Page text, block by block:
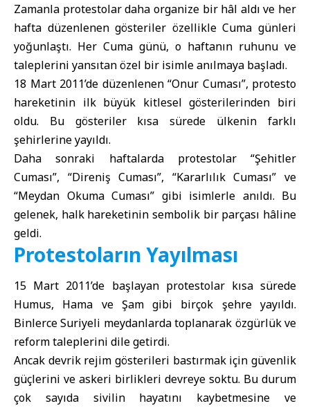
Zamanla protestolar daha organize bir hâl aldı ve her
hafta düzenlenen gösteriler özellikle Cuma günleri
yoğunlaştı. Her Cuma günü, o haftanın ruhunu ve
taleplerini yansıtan özel bir isimle anılmaya başladı.
18 Mart 2011’de düzenlenen “Onur Cuması”, protesto
hareketinin ilk büyük kitlesel gösterilerinden biri
oldu. Bu gösteriler kısa sürede ülkenin farklı
şehirlerine yayıldı.
Daha sonraki haftalarda protestolar “Şehitler
Cuması”, “Direniş Cuması”, “Kararlılık Cuması” ve
“Meydan Okuma Cuması” gibi isimlerle anıldı. Bu
gelenek, halk hareketinin sembolik bir parçası hâline
geldi.
Protestoların Yayılması
15 Mart 2011’de başlayan protestolar kısa sürede
Humus, Hama ve Şamgibi birçok şehre yayıldı.
Binlerce Suriyeli meydanlarda toplanarak özgürlük ve
reform taleplerini dile getirdi.
Ancak devrik rejim gösterileri bastırmak için güvenlik
güçlerini ve askeri birlikleri devreye soktu. Bu durum
çok sayıda sivilin hayatını kaybetmesine ve